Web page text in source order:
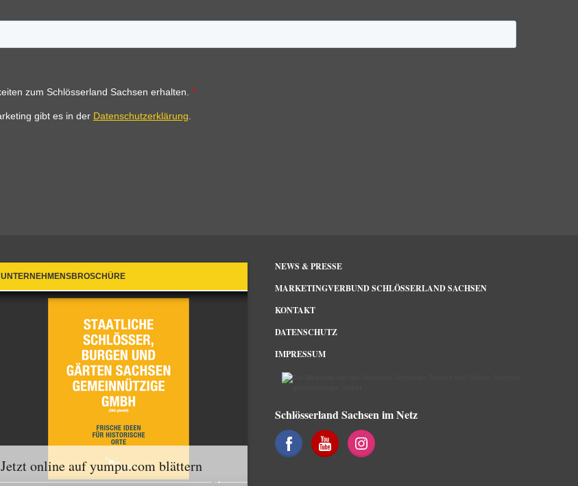
UNTERNEHMENSBROSCHÜRE
Jetzt online auf yumpu.com blättern
NEWS & PRESSE
MARKETINGVERBUND SCHLÖSSERLAND SACHSEN
KONTAKT
DATENSCHUTZ
IMPRESSUM
Schlösserland Sachsen im Netz